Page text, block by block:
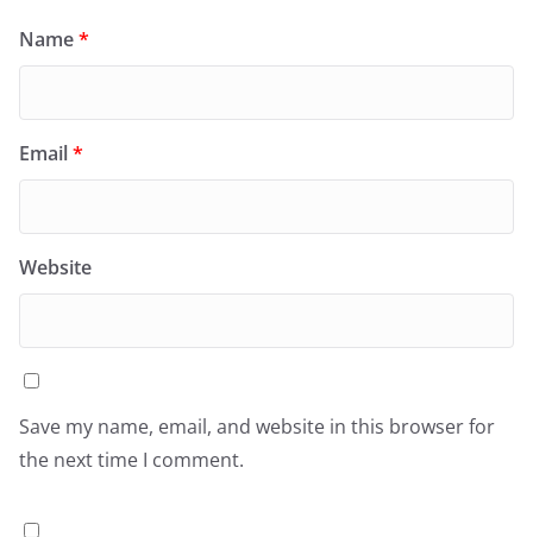
Name*
Email*
Website
Save my name, email, and website in this browser for
the next time I comment.